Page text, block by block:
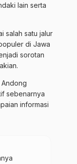
lain serta
salah satu jalur
di Jawa
sorotan
sebenarnya
informasi